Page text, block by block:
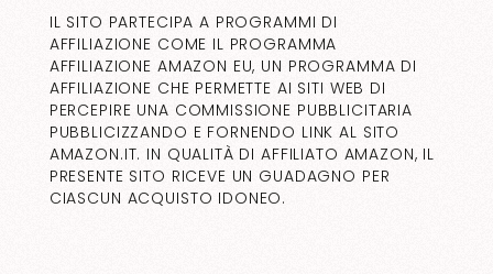
IL SITO PARTECIPA A PROGRAMMI DI
AFFILIAZIONE COME IL PROGRAMMA
AFFILIAZIONE AMAZON EU, UN PROGRAMMA DI
AFFILIAZIONE CHE PERMETTE AI SITI WEB DI
PERCEPIRE UNA COMMISSIONE PUBBLICITARIA
PUBBLICIZZANDO E FORNENDO LINK AL SITO
AMAZON.IT. IN QUALITÀ DI AFFILIATO AMAZON, IL
PRESENTE SITO RICEVE UN GUADAGNO PER
CIASCUN ACQUISTO IDONEO.